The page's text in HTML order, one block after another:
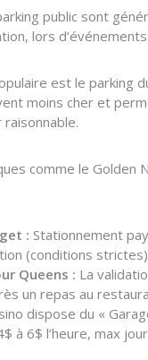
public sont
lors
est le parking
moins cher et
comme le Golden
: Stationnement
(conditions
Queens : La
un repas au
dispose du «
à 6$ l’heure, max